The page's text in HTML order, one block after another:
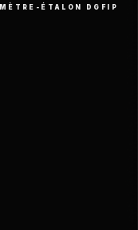
MÈTRE-ÉTALON DGFIP